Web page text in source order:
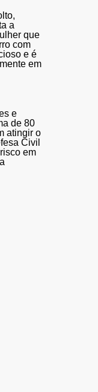
a
que
com
e é
em
e
de 80
atingir o
Civil
em